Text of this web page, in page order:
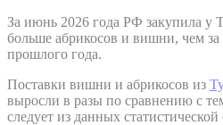
За июнь 2026 года РФ закупила у
больше абрикосов и вишни, чем
прошлого года.
Поставки вишни и абрикосов из
выросли в разы по сравнению с
следует из данных